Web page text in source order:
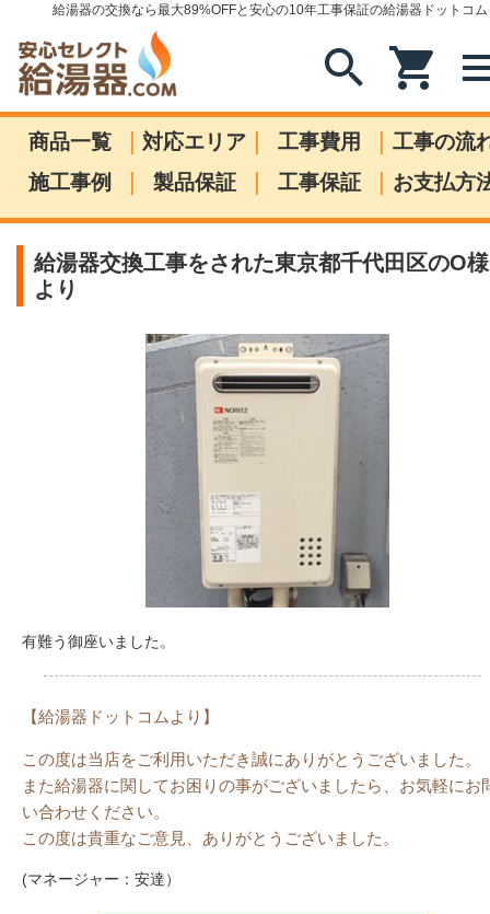
給湯器の交換なら最大89%OFFと安心の10年工事保証の給湯器ドットコム
search shopping_cart
商品一覧 | 対応エリア | 工事費用 | 工事の流
施工事例
| 製品保証 | 工事保証 | お支払方
給湯器交換工事をされた東京都千代田区のO様
より
有難う御座いました。
【給湯器ドットコムより】
この度は当店をご利用いただき誠にありがとうございました。
また給湯器に関してお困りの事がございましたら、お気軽にお
い合わせください。
この度は貴重なご意見、ありがとうございました。
(マネージャー：安達）